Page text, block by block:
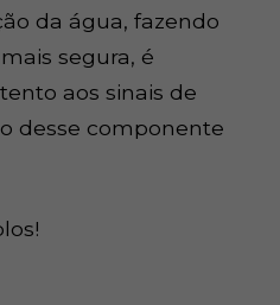
da água, fazendo
segura, é
aos sinais de
desse componente